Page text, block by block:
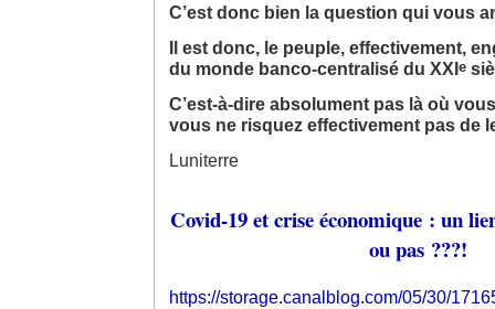
C’est donc bien la question qui vous
Il est donc, le peuple, effectivement,
du monde banco-centralisé du XXI e
C’est-à-dire absolument pas là où
vous ne risquez effectivement pas de
Luniterre
Covid-19 et crise économique : un
ou pas ???!
https://storage.canalblog.com/05/30/